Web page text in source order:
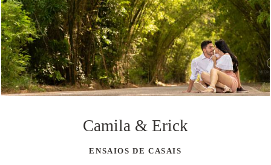
Camila & Erick
ENSAIOS DE CASAIS